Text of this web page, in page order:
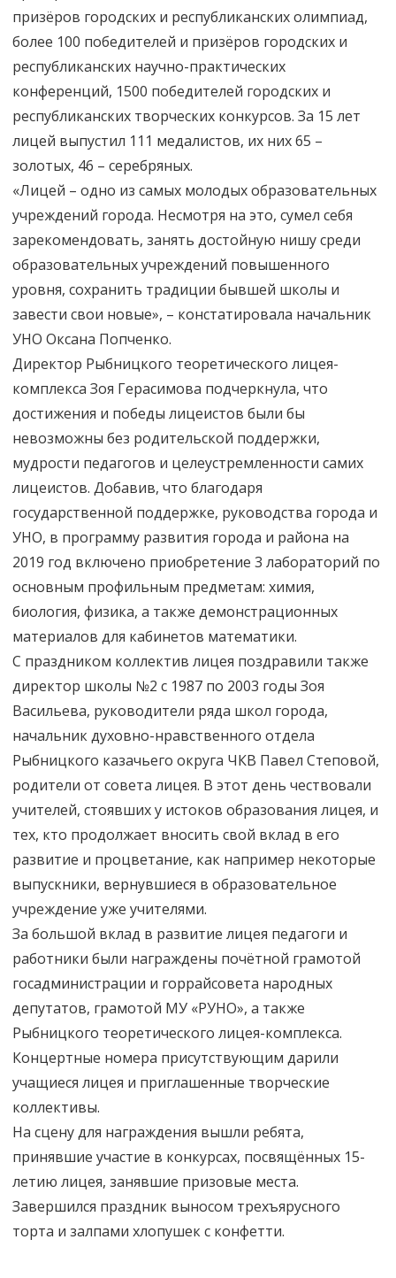
призёров городских и республиканских олимпиад,
более 100 победителей и призёров городских и
республиканских научно-практических
конференций, 1500 победителей городских и
республиканских творческих конкурсов. За 15 лет
лицей выпустил 111 медалистов, их них 65 –
золотых, 46 – серебряных.
«Лицей – одно из самых молодых образовательных
учреждений города. Несмотря на это, сумел себя
зарекомендовать, занять достойную нишу среди
образовательных учреждений повышенного
уровня, сохранить традиции бывшей школы и
завести свои новые», – констатировала начальник
УНО Оксана Попченко.
Директор Рыбницкого теоретического лицея-
комплекса Зоя Герасимова подчеркнула, что
достижения и победы лицеистов были бы
невозможны без родительской поддержки,
мудрости педагогов и целеустремленности самих
лицеистов. Добавив, что благодаря
государственной поддержке, руководства города и
УНО, в программу развития города и района на
2019 год включено приобретение 3 лабораторий по
основным профильным предметам: химия,
биология, физика, а также демонстрационных
материалов для кабинетов математики.
С праздником коллектив лицея поздравили также
директор школы №2 с 1987 по 2003 годы Зоя
Васильева, руководители ряда школ города,
начальник духовно-нравственного отдела
Рыбницкого казачьего округа ЧКВ Павел Степовой,
родители от совета лицея. В этот день чествовали
учителей, стоявших у истоков образования лицея, и
тех, кто продолжает вносить свой вклад в его
развитие и процветание, как например некоторые
выпускники, вернувшиеся в образовательное
учреждение уже учителями.
За большой вклад в развитие лицея педагоги и
работники были награждены почётной грамотой
госадминистрации и горрайсовета народных
депутатов, грамотой МУ «РУНО», а также
Рыбницкого теоретического лицея-комплекса.
Концертные номера присутствующим дарили
учащиеся лицея и приглашенные творческие
коллективы.
На сцену для награждения вышли ребята,
принявшие участие в конкурсах, посвящённых 15-
летию лицея, занявшие призовые места.
Завершился праздник выносом трехъярусного
торта и залпами хлопушек с конфетти.